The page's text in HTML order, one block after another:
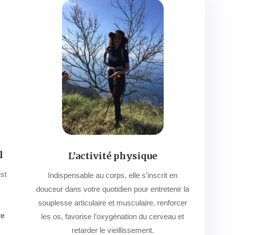
L’activité physique
Indispensable au corps, elle s’inscrit en
douceur dans votre quotidien pour entretenir la
souplesse articulaire et musculaire, renforcer
les os, favorise l’oxygénation du cerveau et
retarder le vieillissement.